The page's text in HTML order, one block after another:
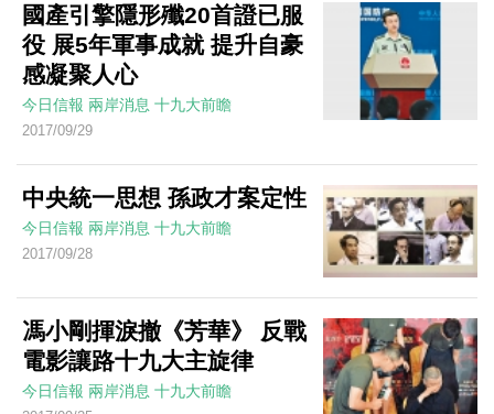
國產引擎隱形殲20首證已服
役 展5年軍事成就 提升自豪
感凝聚人心
今日信報 兩岸消息 十九大前瞻
2017/09/29
中央統一思想 孫政才案定性
今日信報 兩岸消息 十九大前瞻
2017/09/28
馮小剛揮淚撤《芳華》 反戰
電影讓路十九大主旋律
今日信報 兩岸消息 十九大前瞻